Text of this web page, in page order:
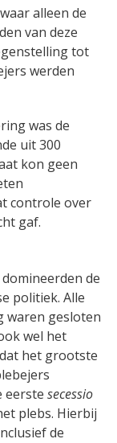
alleen de
van deze
tot
werden
was de
uit 300
kon geen
controle over
gaf.
de
politiek. Alle
waren gesloten
wel het
het grootste
eerste secessio
plebs. Hierbij
de